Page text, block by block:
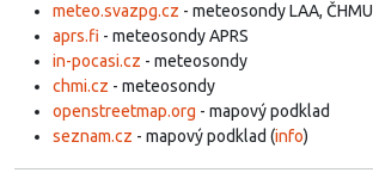
meteo.svazpg.cz - meteosondy LAA, ČHMU
aprs.fi - meteosondy APRS
in-pocasi.cz - meteosondy
chmi.cz - meteosondy
openstreetmap.org - mapový podklad
seznam.cz - mapový podklad (info)